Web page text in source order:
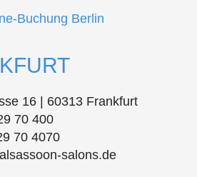
Buchung Berlin
16 | 60313 Frankfurt
70 400
70 4070
salons.de